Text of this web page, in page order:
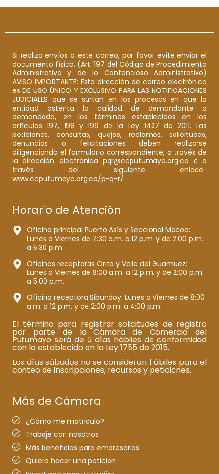
Si realiza envíos a este correo, por favor evite enviar el
documento físico. (Art. 197 del Código de Procedimiento
Administrativo y de lo Contencioso Administrativo)
AVISO IMPORTANTE: Esta dirección de correo electrónico
es DE USO ÚNICO Y EXCLUSIVO PARA LAS NOTIFICACIONES
JUDICIALES que se surtan en los procesos en que la
entidad ostenta la calidad de demandante o
demandada, en los términos establecidos en los
artículos 197, 198 y 199 de la Ley 1437 de 2011. Las
peticiones, consultas, quejas, reclamos, solicitudes,
denuncias o felicitaciones deben realizarse
diligenciando el formulario correspondiente, a través de
la dirección electrónica pqr@ccputumayo.org.co o a
través del siguiente enlace:
www.ccputumayo.org.co/p-q-r/
Horario de Atención
Oficina principal Puerto Asís y Seccional Mocoa:
Lunes a Viernes de 7:30 a.m. a 12 p.m. y de 2:00 p.m.
a 5:30 p.m.
Oficinas receptoras Orito y Valle del Guamuez:
Lunes a Viernes de 8:00 a.m. a 12 p.m. y de 2:00 p.m.
a 5:00 p.m.
Oficina receptora Sibundoy: Lunes a Viernes de 8:00
a.m. a 12 p.m. y de 2:00 p.m. a 4:00 p.m.
El término para registrar solicitudes de registro
por parte de la Cámara de Comercio del
Putumayo será de 5 días hábiles de conformidad
con lo establecido en la Ley 1755 de 2015.
Los días sábados no se consideran hábiles para el
conteo de inscripciones, recursos y peticiones.
Más de Cámara
¿Cómo me matriculo?
Trabaje con nosotros
Más beneficios para empresarios
Quiero hacer una petición